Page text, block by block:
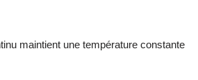
maintient une température constante